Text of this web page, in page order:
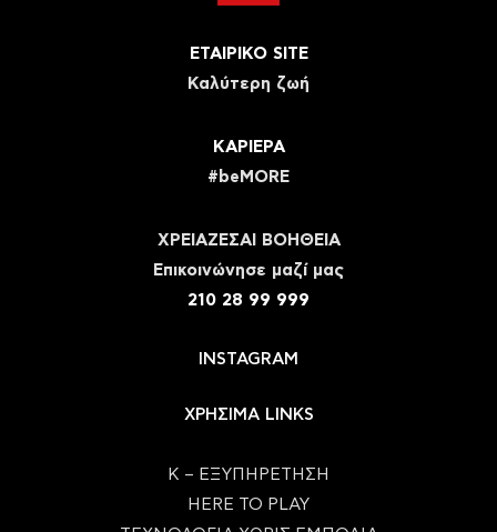
ΕΤΑΙΡΙΚΟ SITE
Καλύτερη ζωή
ΚΑΡΙΕΡΑ
#beMORE
ΧΡΕΙΑΖΕΣΑΙ ΒΟΗΘΕΙΑ
Eπικοινώνησε μαζί μας
210 28 99 999
INSTAGRAM
ΧΡΗΣΙΜΑ LINKS
Κ – ΕΞΥΠΗΡΕΤΗΣΗ
HERE TO PLAY